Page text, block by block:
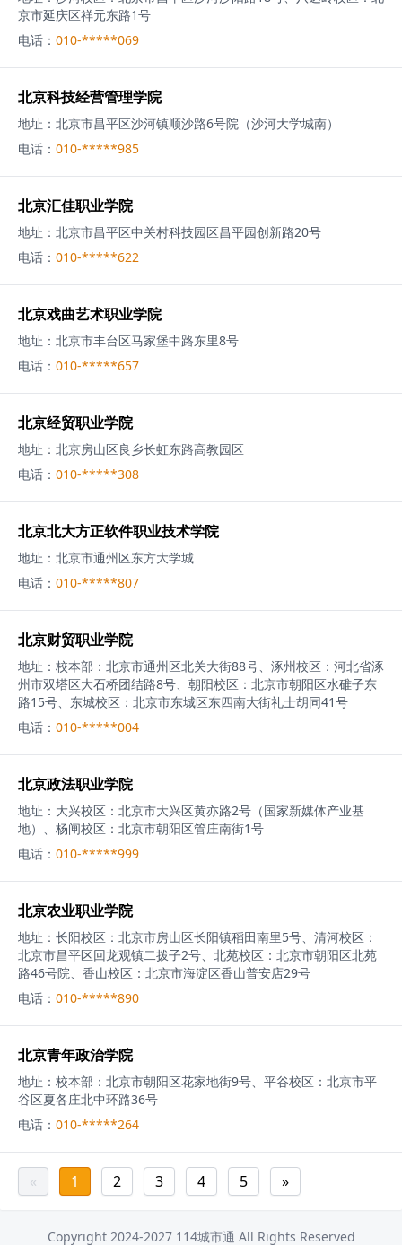
京市延庆区祥元东路1号
电话： 010-*****069
北京科技经营管理学院
地址： 北京市昌平区沙河镇顺沙路6号院（沙河大学城南）
电话： 010-*****985
北京汇佳职业学院
地址： 北京市昌平区中关村科技园区昌平园创新路20号
电话： 010-*****622
北京戏曲艺术职业学院
地址： 北京市丰台区马家堡中路东里8号
电话： 010-*****657
北京经贸职业学院
地址： 北京房山区良乡长虹东路高教园区
电话： 010-*****308
北京北大方正软件职业技术学院
地址： 北京市通州区东方大学城
电话： 010-*****807
北京财贸职业学院
地址： 校本部：北京市通州区北关大街88号、涿州校区：河北省涿
州市双塔区大石桥团结路8号、朝阳校区：北京市朝阳区水碓子东
路15号、东城校区：北京市东城区东四南大街礼士胡同41号
电话： 010-*****004
北京政法职业学院
地址： 大兴校区：北京市大兴区黄亦路2号（国家新媒体产业基
地）、杨闸校区：北京市朝阳区管庄南街1号
电话： 010-*****999
北京农业职业学院
地址： 长阳校区：北京市房山区长阳镇稻田南里5号、清河校区：
北京市昌平区回龙观镇二拨子2号、北苑校区：北京市朝阳区北苑
路46号院、香山校区：北京市海淀区香山普安店29号
电话： 010-*****890
北京青年政治学院
地址： 校本部：北京市朝阳区花家地街9号、平谷校区：北京市平
谷区夏各庄北中环路36号
电话： 010-*****264
« 1 2 3 4 5 »
Copyright 2024-2027 114城市通 All Rights Reserved